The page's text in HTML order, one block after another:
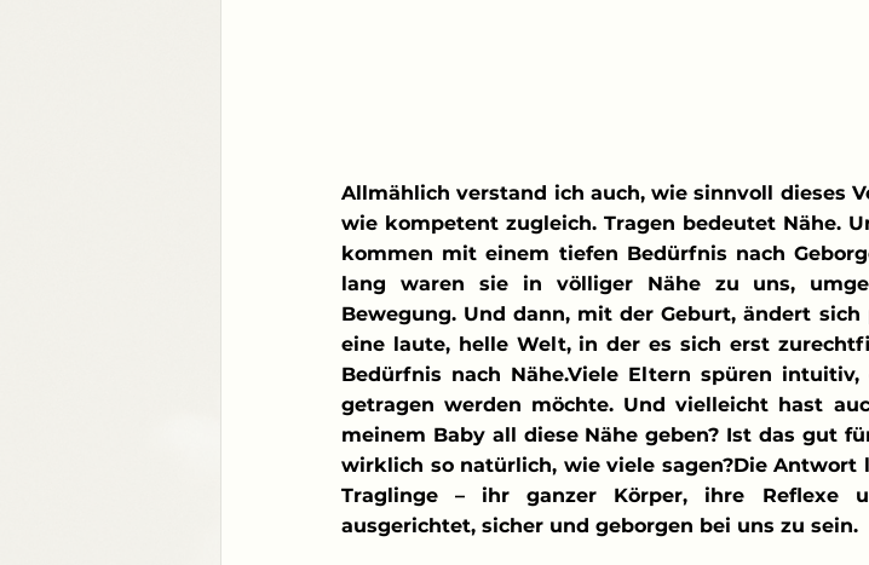
Allmählich verstand ich auch, wie sinnvoll dieses
wie kompetent zugleich. Tragen bedeutet Nähe.
kommen mit einem tiefen Bedürfnis nach
lang waren sie in völliger Nähe zu uns,
Bewegung. Und dann, mit der Geburt, ändert
eine laute, helle Welt, in der es sich erst
Bedürfnis nach Nähe.Viele Eltern spüren intuitiv,
getragen werden möchte. Und vielleicht hast
meinem Baby all diese Nähe geben? Ist das gut
wirklich so natürlich, wie viele sagen?Die Antwort
Traglinge – ihr ganzer Körper, ihre Reflexe
ausgerichtet, sicher und geborgen bei uns zu sein.